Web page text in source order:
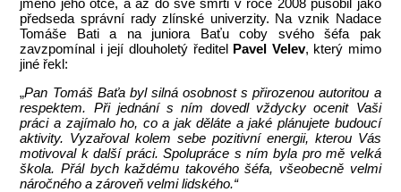
předseda správní rady zlínské univerzity. Na vznik Nadace
Tomáše Bati a na juniora Baťu coby svého šéfa pak
zavzpomínal i její dlouholetý ředitel Pavel Velev, který mimo
jiné řekl:
„Pan Tomáš Baťa byl silná osobnost s přirozenou autoritou a
respektem. Při jednání s ním dovedl vždycky ocenit Vaši
práci a zajímalo ho, co a jak děláte a jaké plánujete budoucí
aktivity. Vyzařoval kolem sebe pozitivní energii, kterou Vás
motivoval k další práci. Spolupráce s ním byla pro mě velká
škola. Přál bych každému takového šéfa, všeobecně velmi
náročného a zároveň velmi lidského.“